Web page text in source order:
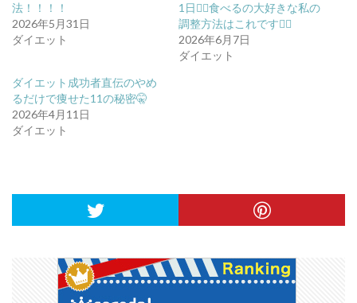
法！！！！
2026年5月31日
ダイエット
1日🏋️‍♀️食べるの大好きな私の
調整方法はこれです☝🏻
2026年6月7日
ダイエット
ダイエット成功者直伝のやめ
るだけで痩せた11の秘密🤫
2026年4月11日
ダイエット